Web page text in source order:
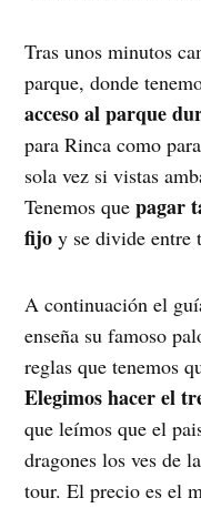
Tras unos minutos
parque, donde
acceso al parque
para Rinca como
sola vez si vistas
Tenemos quepagar
fijo y se divide entre
A continuación el
enseña su famoso
reglas que tenemos
Elegimos hacer el
que leímos que el
dragones los ves de
tour. El precio es el